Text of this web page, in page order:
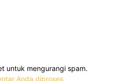
untuk mengurangi spam.
Anda diproses